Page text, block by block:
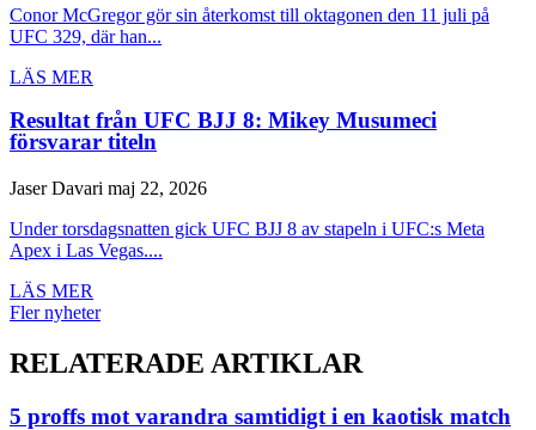
Conor McGregor gör sin återkomst till oktagonen den 11 juli på
UFC 329, där han...
LÄS MER
Resultat från UFC BJJ 8: Mikey Musumeci
försvarar titeln
Jaser Davari maj 22, 2026
Under torsdagsnatten gick UFC BJJ 8 av stapeln i UFC:s Meta
Apex i Las Vegas....
LÄS MER
Fler nyheter
RELATERADE ARTIKLAR
5 proffs mot varandra samtidigt i en kaotisk match